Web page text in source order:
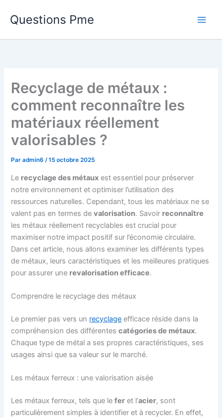
Questions Pme
Recyclage de métaux :
comment reconnaître les
matériaux réellement
valorisables ?
Paradmin6/15 octobre 2025
Le recyclage des métaux est essentiel pour préserver
notre environnement et optimiser l’utilisation des
ressources naturelles. Cependant, tous les matériaux ne se
valent pas en termes devalorisation. Savoir reconnaître
les métaux réellement recyclables est crucial pour
maximiser notre impact positif sur l’économie circulaire.
Dans cet article, nous allons examiner les différents types
de métaux, leurs caractéristiques et les meilleures pratiques
pour assurer une revalorisation efficace.
Comprendre le recyclage des métaux
Le premier pas vers un recyclage efficace réside dans la
compréhension des différentescatégories de métaux.
Chaque type de métal a ses propres caractéristiques, ses
usages ainsi que sa valeur sur le marché.
Les métaux ferreux : une valorisation aisée
Les métaux ferreux, tels que lefer et l’acier, sont
particulièrement simples à identifier et à recycler. En effet,